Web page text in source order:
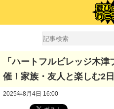
「ハートフルビレッジ木
催！家族・友人と楽しむ2
2025年8月4日 16:00